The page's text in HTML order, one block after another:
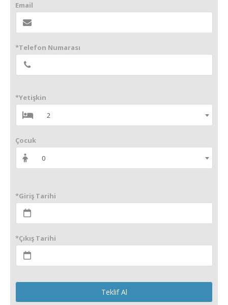
Email
*Telefon Numarası
*Yetişkin
2
Çocuk
0
*Giriş Tarihi
*Çıkış Tarihi
Teklif Al